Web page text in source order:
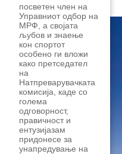
посветен член на
Управниот одбор на
МРФ, а својата
љубов и знаење
кон спортот
особено ги вложи
како претседател
на
Натпреварувачката
комисија, каде со
голема
одговорност,
правичност и
ентузијазам
придонесе за
унапредување на